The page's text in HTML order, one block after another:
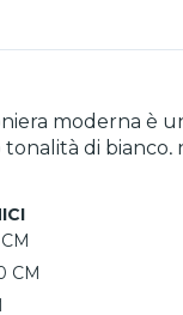
moderna è
di
profondità e
lampadine LED
luminose in
Grazie
di arricchire
CM